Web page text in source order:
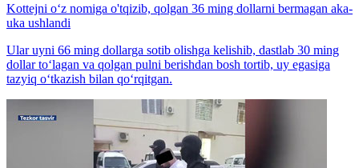
Kottejni o‘z nomiga o'tqizib, qolgan 36 ming dollarni bermagan aka-
uka ushlandi
Ular uyni 66 ming dollarga sotib olishga kelishib, dastlab 30 ming
dollar to‘lagan va qolgan pulni berishdan bosh tortib, uy egasiga
tazyiq o‘tkazish bilan qo‘rqitgan.